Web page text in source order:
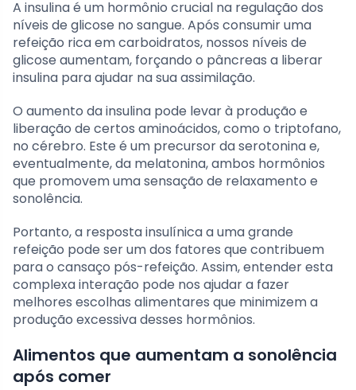
A insulina é um hormônio crucial na regulação dos
níveis de glicose no sangue. Após consumir uma
refeição rica em carboidratos, nossos níveis de
glicose aumentam, forçando o pâncreas a liberar
insulina para ajudar na sua assimilação.
O aumento da insulina pode levar à produção e
liberação de certos aminoácidos, como o triptofano,
no cérebro. Este é um precursor da serotonina e,
eventualmente, da melatonina, ambos hormônios
que promovem uma sensação de relaxamento e
sonolência.
Portanto, a resposta insulínica a uma grande
refeição pode ser um dos fatores que contribuem
para o cansaço pós-refeição. Assim, entender esta
complexa interação pode nos ajudar a fazer
melhores escolhas alimentares que minimizem a
produção excessiva desses hormônios.
Alimentos que aumentam a sonolência
após comer